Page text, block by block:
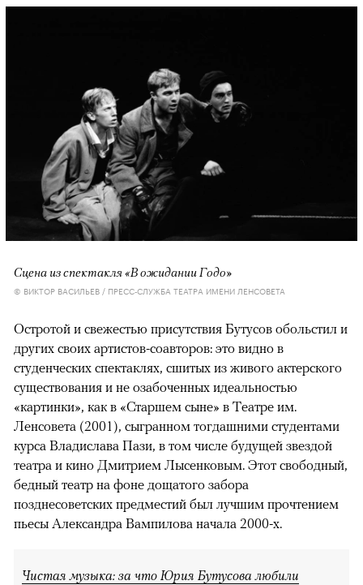
Сцена из спектакля «В ожидании Годо»
© ВИКТОР ВАСИЛЬЕВ / ПРЕСС-СЛУЖБА ТЕАТРА ИМЕНИ ЛЕНСОВЕТА
Остротой и свежестью присутствия Бутусов обольстил и
других своих артистов-соавторов: это видно в
студенческих спектаклях, сшитых из живого актерского
существования и не озабоченных идеальностью
«картинки», как в «Старшем сыне» в Театре им.
Ленсовета (2001), сыгранном тогдашними студентами
курса Владислава Пази, в том числе будущей звездой
театра и кино Дмитрием Лысенковым. Этот свободный,
бедный театр на фоне дощатого забора
позднесоветских предместий был лучшим прочтением
пьесы Александра Вампилова начала 2000-х.
Чистая музыка: за что Юрия Бутусова любили